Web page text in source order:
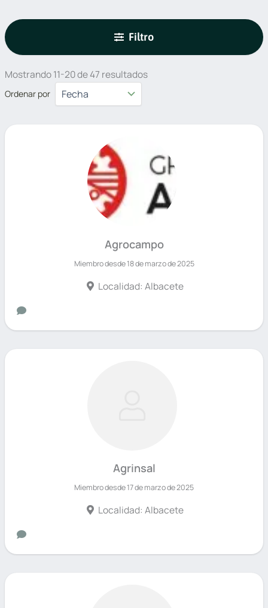
Filtro
Mostrando 11-20 de 47 resultados
Ordenar por
Agrocampo
Miembro desde 18 de marzo de 2025
Localidad: Albacete
Agrinsal
Miembro desde 17 de marzo de 2025
Localidad: Albacete